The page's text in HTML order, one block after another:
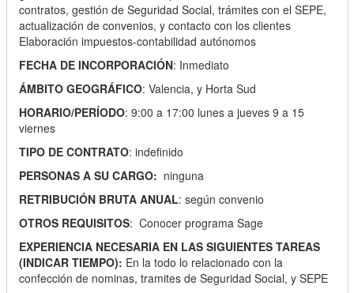
contratos, gestión de Seguridad Social, trámites con el SEPE,
actualización de convenios, y contacto con los clientes
Elaboración impuestos-contabilidad autónomos
FECHA DE INCORPORACIÓN: Inmediato
ÁMBITO GEOGRÁFICO: Valencia, y Horta Sud
HORARIO/PERÍODO: 9:00 a 17:00 lunes a jueves 9 a 15
viernes
TIPO DE CONTRATO: indefinido
PERSONAS A SU CARGO: ninguna
RETRIBUCIÓN BRUTA ANUAL: según convenio
OTROS REQUISITOS: Conocer programa Sage
EXPERIENCIA NECESARIA EN LAS SIGUIENTES TAREAS
(INDICAR TIEMPO): En la todo lo relacionado con la
confección de nominas, tramites de Seguridad Social, y SEPE